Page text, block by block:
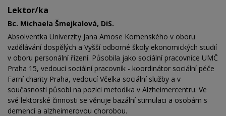
Lektor/ka
Bc. Michaela Šmejkalová, DiS.
Absolventka Univerzity Jana Amose Komenského v oboru
vzdělávání dospělých a Vyšší odborné školy ekonomických studií
v oboru personální řízení. Působila jako sociální pracovnice UMČ
Praha 15, vedoucí sociální pracovník - koordinátor sociální péče
Farní charity Praha, vedoucí Včelka sociální služby a v
současnosti působí na pozici metodika v Alzheimercentru. Ve
své lektorské činnosti se věnuje bazální stimulaci a osobám s
demencí a alzheimerovou chorobou.